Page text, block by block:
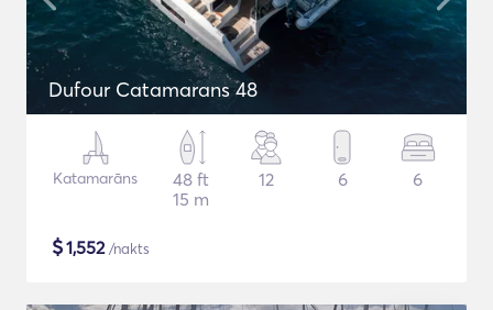
Dufour Catamarans 48
Katamarāns
48 ft
15 m
12 6 6
$1,552/nakts